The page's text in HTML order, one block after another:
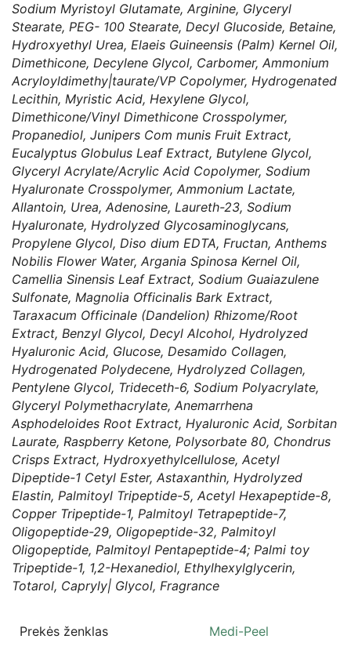
Sodium Myristoyl Glutamate, Arginine, Glyceryl
Stearate, PEG- 100 Stearate, Decyl Glucoside, Betaine,
Hydroxyethyl Urea, Elaeis Guineensis (Palm) Kernel Oil,
Dimethicone, Decylene Glycol, Carbomer, Ammonium
Acryloyldimethy|taurate/VP Copolymer, Hydrogenated
Lecithin, Myristic Acid, Hexylene Glycol,
Dimethicone/Vinyl Dimethicone Crosspolymer,
Propanediol, Junipers Com munis Fruit Extract,
Eucalyptus Globulus Leaf Extract, Butylene Glycol,
Glyceryl Acrylate/Acrylic Acid Copolymer, Sodium
Hyaluronate Crosspolymer, Ammonium Lactate,
Allantoin, Urea, Adenosine, Laureth-23, Sodium
Hyaluronate, Hydrolyzed Glycosaminoglycans,
Propylene Glycol, Diso dium EDTA, Fructan, Anthems
Nobilis Flower Water, Argania Spinosa Kernel Oil,
Camellia Sinensis Leaf Extract, Sodium Guaiazulene
Sulfonate, Magnolia Officinalis Bark Extract,
Taraxacum Officinale (Dandelion) Rhizome/Root
Extract, Benzyl Glycol, Decyl Alcohol, Hydrolyzed
Hyaluronic Acid, Glucose, Desamido Collagen,
Hydrogenated Polydecene, Hydrolyzed Collagen,
Pentylene Glycol, Trideceth-6, Sodium Polyacrylate,
Glyceryl Polymethacrylate, Anemarrhena
Asphodeloides Root Extract, Hyaluronic Acid, Sorbitan
Laurate, Raspberry Ketone, Polysorbate 80, Chondrus
Crisps Extract, Hydroxyethylcellulose, Acetyl
Dipeptide-1 Cetyl Ester, Astaxanthin, Hydrolyzed
Elastin, Palmitoyl Tripeptide-5, Acetyl Hexapeptide-8,
Copper Tripeptide-1, Palmitoyl Tetrapeptide-7,
Oligopeptide-29, Oligopeptide-32, Palmitoyl
Oligopeptide, Palmitoyl Pentapeptide-4; Palmi toy
Tripeptide-1, 1,2-Hexanediol, Ethylhexylglycerin,
Totarol, Capryly| Glycol, Fragrance
Prekės ženklas Medi-Peel